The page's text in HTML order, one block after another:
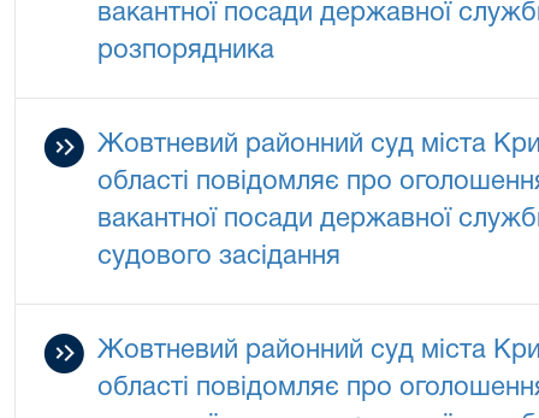
вакантної посади державної
розпорядника
Жовтневий районний суд міста
області повідомляє про
вакантної посади державної
судового засідання
Жовтневий районний суд міста
області повідомляє про